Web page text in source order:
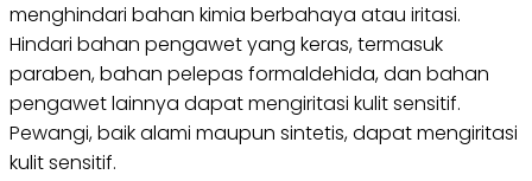
menghindari bahan kimia berbahaya atau iritasi.
Hindari bahan pengawet yang keras, termasuk
paraben, bahan pelepas formaldehida, dan bahan
pengawet lainnya dapat mengiritasi kulit sensitif.
Pewangi, baik alami maupun sintetis, dapat mengiritasi
kulit sensitif.